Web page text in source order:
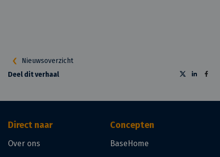
Nieuwsoverzicht
Deel dit verhaal
Direct naar
Over ons
Concepten
BaseHome